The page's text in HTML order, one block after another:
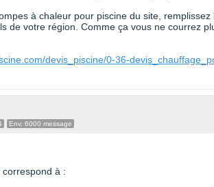
à chaleur pour piscine du site,
de votre région. Comme ça vous ne courrez
devis_piscine/0-36-
Env. 6000 message
correspond à :